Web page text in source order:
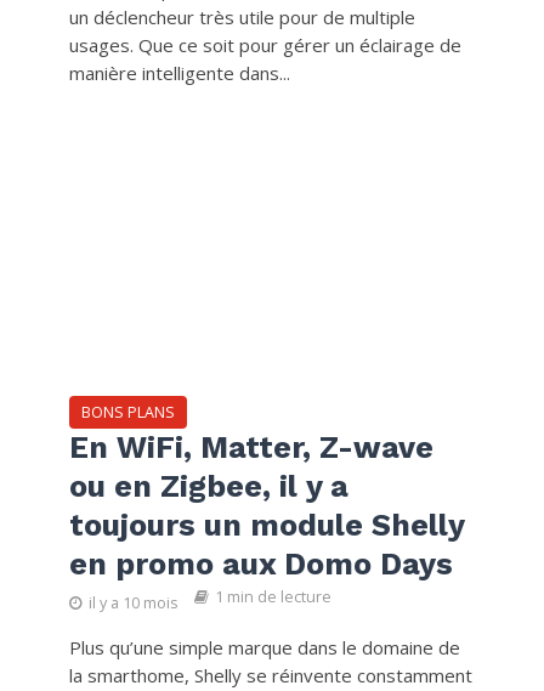
un déclencheur très utile pour de multiple
usages. Que ce soit pour gérer un éclairage de
manière intelligente dans...
BONS PLANS
En WiFi, Matter, Z-wave
ou en Zigbee, il y a
toujours un module Shelly
en promo aux Domo Days
il y a 10 mois 1 min de lecture
Plus qu’une simple marque dans le domaine de
la smarthome, Shelly se réinvente constamment